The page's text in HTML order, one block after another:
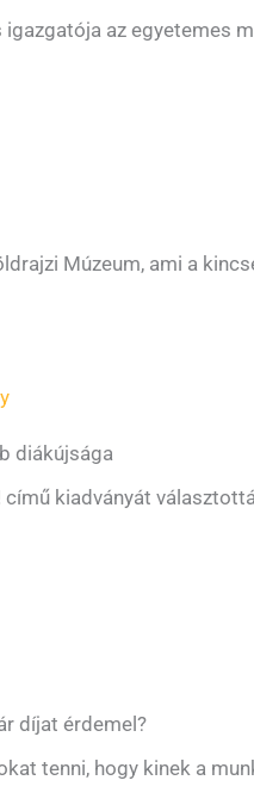
az egyetemes
Múzeum, ami a
diákújsága
kiadványát
díjat érdemel?
tenni, hogy kinek a